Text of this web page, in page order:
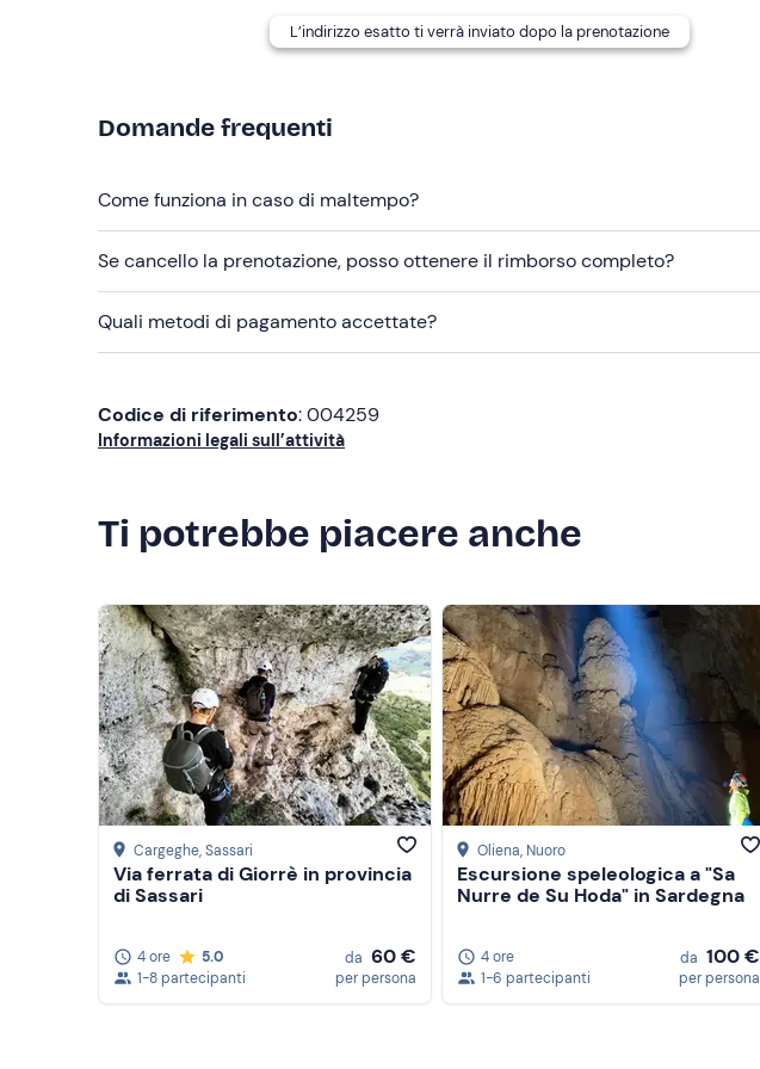
Non dimenticare di portare
Calzini di ricambio
L’indirizzo esatto ti verrà inviato dopo la prenotazione
Domande frequenti
Come funziona in caso di maltempo?
Se cancello la prenotazione, posso ottenere il rimborso completo?
Quali metodi di pagamento accettate?
Codice di riferimento: 004259
Informazioni legali sull’attività
Ti potrebbe piacere anche
Cargeghe, Sassari
Via ferrata di Giorrè in provincia
di Sassari
4 ore
5.0
1-8 partecipanti
da 60 €
per persona
Oliena, Nuoro
Escursione speleologica a "Sa
Nurre de Su Hoda" in Sardegna
4 ore
1-6 partecipanti
da 100 €
per persona